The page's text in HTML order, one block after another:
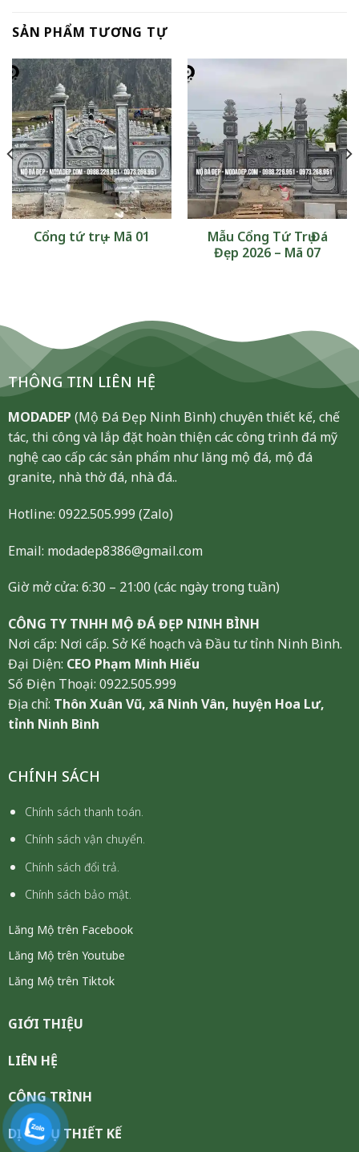
SẢN PHẨM TƯƠNG TỰ
Cổng tứ trụ – Mã 01
Mẫu Cổng Tứ Trụ Đá
Đẹp 2026 – Mã 07
THÔNG TIN LIÊN HỆ
MODADEP (Mộ Đá Đẹp Ninh Bình) chuyên thiết kế, chế
tác, thi công và lắp đặt hoàn thiện các công trình đá mỹ
nghệ cao cấp các sản phẩm như lăng mộ đá, mộ đá
granite, nhà thờ đá, nhà đá..
Hotline: 0922.505.999 (Zalo)
Email: modadep8386@gmail.com
Giờ mở cửa: 6:30 – 21:00 (các ngày trong tuần)
CÔNG TY TNHH MỘ ĐÁ ĐẸP NINH BÌNH
Nơi cấp: Nơi cấp. Sở Kế hoạch và Đầu tư tỉnh Ninh Bình.
Đại Diện: CEO Phạm Minh Hiếu
Số Điện Thoại: 0922.505.999
Địa chỉ: Thôn Xuân Vũ, xã Ninh Vân, huyện Hoa Lư,
tỉnh Ninh Bình
CHÍNH SÁCH
Chính sách thanh toán.
Chính sách vận chuyển.
Chính sách đổi trả.
Chính sách bảo mật.
Lăng Mộ trên Facebook
Lăng Mộ trên Youtube
Lăng Mộ trên Tiktok
GIỚI THIỆU
LIÊN HỆ
CÔNG TRÌNH
DỊCH VỤ THIẾT KẾ